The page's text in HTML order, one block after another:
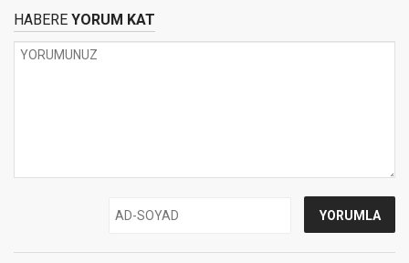
HABERE YORUM KAT